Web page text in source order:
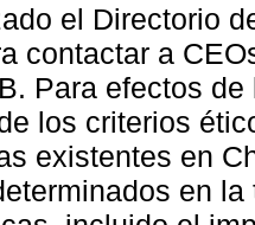
el Directorio
contactar a
Para efectos
los criterios
existentes en
en